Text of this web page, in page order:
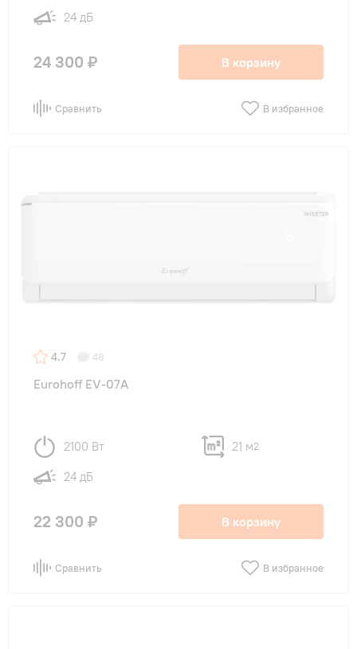
24 дБ
24 300 ₽ В корзину
Сравнить В избранное
4.7 48
Eurohoff EV-07A
2100 Вт 21 м2
24 дБ
22 300 ₽ В корзину
Сравнить В избранное